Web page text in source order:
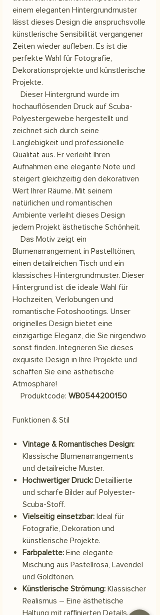
einem eleganten Hintergrundmuster
lässt dieses Design die anspruchsvolle
künstlerische Sensibilität vergangener
Zeiten wieder aufleben. Es ist die
perfekte Wahl für Fotografie,
Dekorationsprojekte und künstlerische
Projekte.
Dieser Hintergrund wurde im
hochauflösenden Druck auf Scuba-
Polyestergewebe hergestellt und
zeichnet sich durch seine
Langlebigkeit und professionelle
Qualität aus. Er verleiht Ihren
Aufnahmen eine elegante Note und
steigert gleichzeitig den dekorativen
Wert Ihrer Räume. Mit seinem
natürlichen und romantischen
Ambiente verleiht dieses Design
jedem Projekt ästhetische Schönheit.
Das Motiv zeigt ein
Blumenarrangement in Pastelltönen,
einen detailreichen Tisch und ein
klassisches Hintergrundmuster. Dieser
Hintergrund ist die ideale Wahl für
Hochzeiten, Verlobungen und
romantische Fotoshootings. Unser
originelles Design bietet eine
einzigartige Eleganz, die Sie nirgendwo
sonst finden. Integrieren Sie dieses
exquisite Design in Ihre Projekte und
schaffen Sie eine ästhetische
Atmosphäre!
Produktcode: WB0544200150
Funktionen & Stil
Vintage & Romantisches Design:
Klassische Blumenarrangements
und detailreiche Muster.
Hochwertiger Druck: Detaillierte
und scharfe Bilder auf Polyester-
Scuba-Stoff.
Vielseitig einsetzbar: Ideal für
Fotografie, Dekoration und
künstlerische Projekte.
Farbpalette: Eine elegante
Mischung aus Pastellrosa, Lavendel
und Goldtönen.
Künstlerische Strömung: Klassischer
Realismus – Eine ästhetische
Haltung mit raffinierten Details.